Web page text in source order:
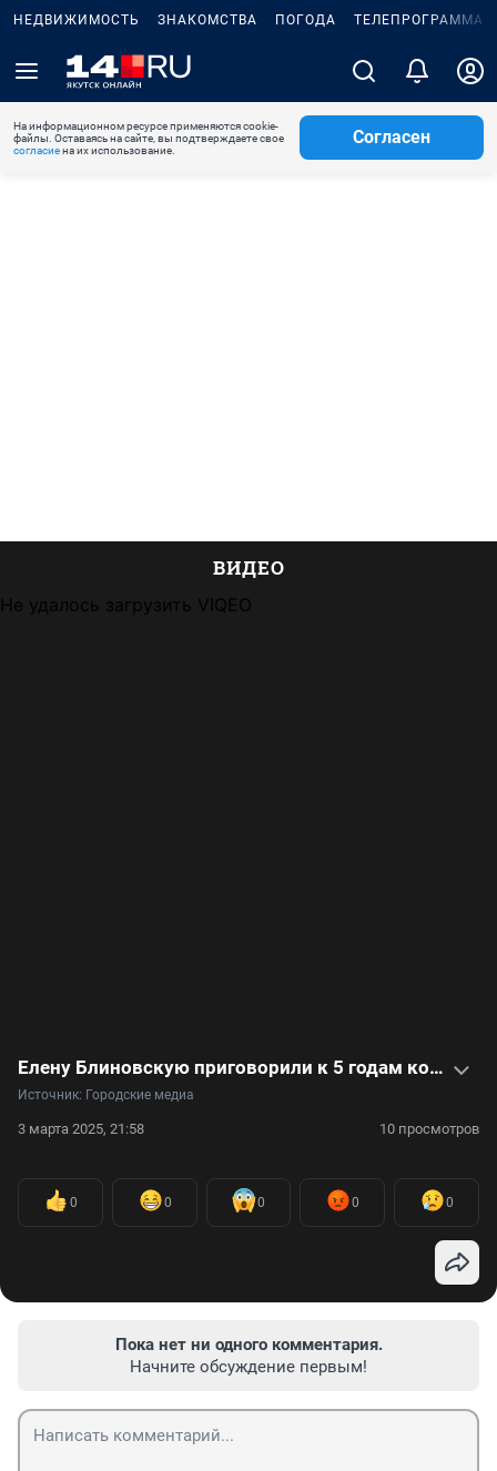
НЕДВИЖИМОСТЬ ЗНАКОМСТВА ПОГОДА ТЕЛЕПРОГРАММА
На информационном ресурсе применяются cookie-
файлы. Оставаясь на сайте, вы подтверждаете свое
согласиена их использование.
Согласен
ВИДЕО
Не удалось загрузить VIQEO
Елену Блиновскую приговорили к 5 годам колонии и штрафу: видео
Источник: Городские медиа
3 марта 2025, 21:58 10 просмотров
0 0 0 0 0
Пока нет ни одного комментария.
Начните обсуждение первым!